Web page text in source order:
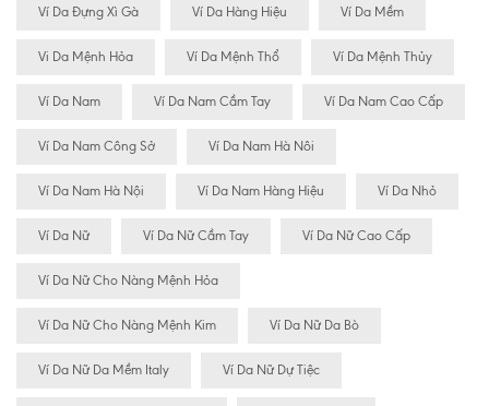
Ví Da Đựng Xì Gà Ví Da Hàng Hiệu Ví Da Mềm
Vi Da Mệnh Hỏa Ví Da Mệnh Thổ Ví Da Mệnh Thủy
Ví Da Nam Ví Da Nam Cầm Tay Ví Da Nam Cao Cấp
Ví Da Nam Công Sở Ví Da Nam Hà Nôi
Ví Da Nam Hà Nội Ví Da Nam Hàng Hiệu Ví Da Nhỏ
Ví Da Nữ Ví Da Nữ Cầm Tay Ví Da Nữ Cao Cấp
Ví Da Nữ Cho Nàng Mệnh Hỏa
Ví Da Nữ Cho Nàng Mệnh Kim Ví Da Nữ Da Bò
Ví Da Nữ Da Mềm Italy Ví Da Nữ Dự Tiệc